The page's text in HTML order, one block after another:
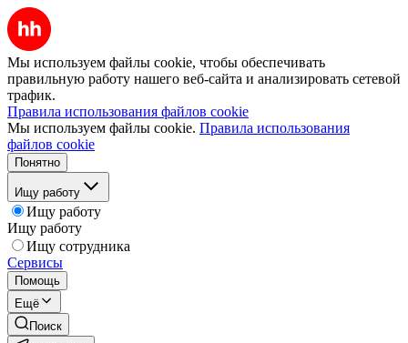
Мы используем файлы cookie, чтобы обеспечивать
правильную работу нашего веб-сайта и анализировать сетевой
трафик.
Правила использования файлов cookie
Мы используем файлы cookie. Правила использования
файлов cookie
Понятно
Ищу работу
Ищу работу
Ищу работу
Ищу сотрудника
Сервисы
Помощь
Ещё
Поиск